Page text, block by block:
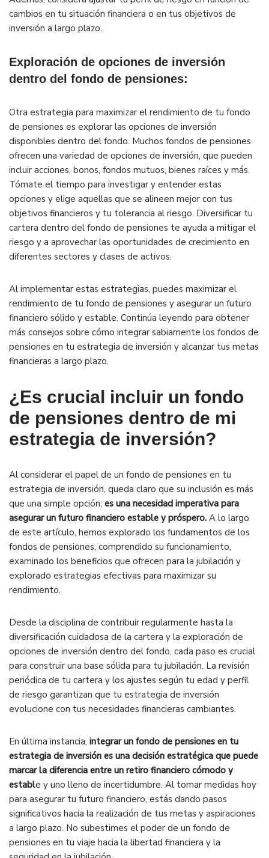
cambios en tu situación financiera o en tus objetivos de
inversión a largo plazo.
Exploración de opciones de inversión
dentro del fondo de pensiones:
Otra estrategia para maximizar el rendimiento de tu fondo
de pensiones es explorar las opciones de inversión
disponibles dentro del fondo. Muchos fondos de pensiones
ofrecen una variedad de opciones de inversión, que pueden
incluir acciones, bonos, fondos mutuos, bienes raíces y más.
Tómate el tiempo para investigar y entender estas
opciones y elige aquellas que se alineen mejor con tus
objetivos financieros y tu tolerancia al riesgo. Diversificar tu
cartera dentro del fondo de pensiones te ayuda a mitigar el
riesgo y a aprovechar las oportunidades de crecimiento en
diferentes sectores y clases de activos.
Al implementar estas estrategias, puedes maximizar el
rendimiento de tu fondo de pensiones y asegurar un futuro
financiero sólido y estable. Continúa leyendo para obtener
más consejos sobre cómo integrar sabiamente los fondos de
pensiones en tu estrategia de inversión y alcanzar tus metas
financieras a largo plazo.
¿Es crucial incluir un fondo
de pensiones dentro de mi
estrategia de inversión?
Al considerar el papel de un fondo de pensiones en tu
estrategia de inversión, queda claro que su inclusión es más
que una simple opción; es una necesidad imperativa para
asegurar un futuro financiero estable y próspero. A lo largo
de este artículo, hemos explorado los fundamentos de los
fondos de pensiones, comprendido su funcionamiento,
examinado los beneficios que ofrecen para la jubilación y
explorado estrategias efectivas para maximizar su
rendimiento.
Desde la disciplina de contribuir regularmente hasta la
diversificación cuidadosa de la cartera y la exploración de
opciones de inversión dentro del fondo, cada paso es crucial
para construir una base sólida para tu jubilación. La revisión
periódica de tu cartera y los ajustes según tu edad y perfil
de riesgo garantizan que tu estrategia de inversión
evolucione con tus necesidades financieras cambiantes.
En última instancia, integrar un fondo de pensiones en tu
estrategia de inversión es una decisión estratégica que puede
marcar la diferencia entre un retiro financiero cómodo y
estable y uno lleno de incertidumbre. Al tomar medidas hoy
para asegurar tu futuro financiero, estás dando pasos
significativos hacia la realización de tus metas y aspiraciones
a largo plazo. No subestimes el poder de un fondo de
pensiones en tu viaje hacia la libertad financiera y la